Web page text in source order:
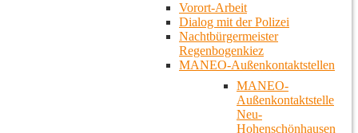
Vorort-Arbeit
Dialog mit der Polizei
Nachtbürgermeister
Regenbogenkiez
MANEO-Außenkontaktstellen
MANEO-
Außenkontaktstelle
Neu-
Hohenschönhausen